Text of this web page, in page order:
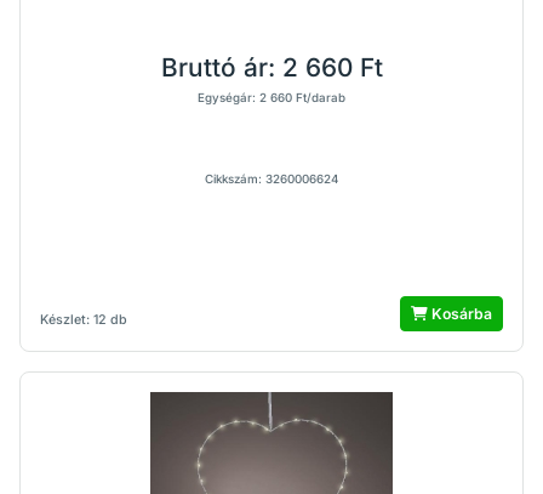
Készlet: 12 db
Bruttó ár: 2 660 Ft
Egységár: 2 660 Ft/darab
Cikkszám: 3260006624
Kosárba